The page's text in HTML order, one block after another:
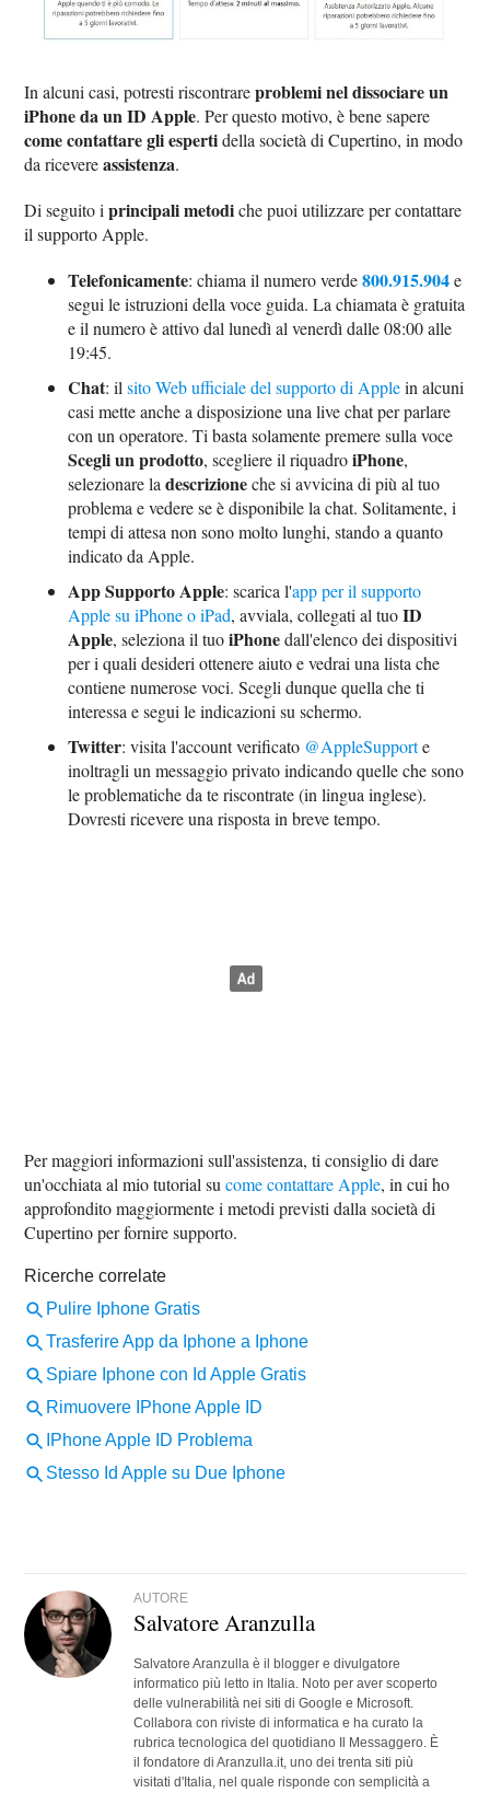
In alcuni casi, potresti riscontrareproblemi nel dissociare un
iPhone da un ID Apple. Per questo motivo, è bene sapere
come contattare gli espertidella società di Cupertino, in modo
da ricevereassistenza.
Di seguito iprincipali metodiche puoi utilizzare per contattare
il supporto Apple.
Telefonicamente: chiama il numero verde800.915.904e
segui le istruzioni della voce guida. La chiamata è gratuita
e il numero è attivo dal lunedì al venerdì dalle 08:00 alle
19:45.
Chat: ilsito Web ufficiale del supporto di Applein alcuni
casi mette anche a disposizione una live chat per parlare
con un operatore. Ti basta solamente premere sulla voce
Scegli un prodotto, scegliere il riquadroiPhone,
selezionare ladescrizioneche si avvicina di più al tuo
problema e vedere se è disponibile la chat. Solitamente, i
tempi di attesa non sono molto lunghi, stando a quanto
indicato da Apple.
App Supporto Apple: scarica l'app per il supporto
Apple su iPhone o iPad, avviala, collegati al tuoID
Apple, seleziona il tuoiPhonedall'elenco dei dispositivi
per i quali desideri ottenere aiuto e vedrai una lista che
contiene numerose voci. Scegli dunque quella che ti
interessa e segui le indicazioni su schermo.
Twitter: visita l'account verificato @AppleSupporte
inoltragli un messaggio privato indicando quelle che sono
le problematiche da te riscontrate (in lingua inglese).
Dovresti ricevere una risposta in breve tempo.
Per maggiori informazioni sull'assistenza, ti consiglio di dare
un'occhiata al mio tutorial sucome contattare Apple, in cui ho
approfondito maggiormente i metodi previsti dalla società di
Cupertino per fornire supporto.
AUTORE
Salvatore Aranzulla
Salvatore Aranzulla è il blogger e divulgatore
informatico più letto in Italia. Noto per aver scoperto
delle vulnerabilità nei siti di Google e Microsoft.
Collabora con riviste di informatica e ha curato la
rubrica tecnologica del quotidiano Il Messaggero. È
il fondatore di Aranzulla.it, uno dei trenta siti più
visitati d'Italia, nel quale risponde con semplicità a